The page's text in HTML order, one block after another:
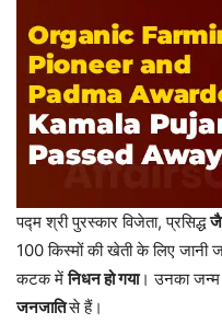
पद्म श्री पुरस्कार विजेता, प्रसिद्ध
100 किस्मों की खेती के लिए जानी
कटक मेंनिधन हो गया। उनका
जनजातिसे हैं।